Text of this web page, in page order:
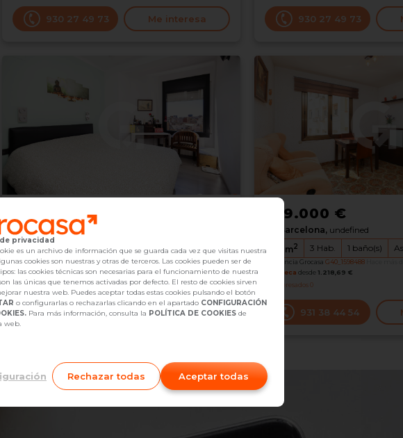
930 27 49 73 Me interesa 930 27 49 73
439.000 €
Barcelona,undefined
96m 3Hab. 1baño(s) Ascensor
Referencia GrocasaG40_1251207Hace más de un mes
Hipotecadesde1.340,17 €
Interesados0
931 38 44 54 Me interesa
399.000 €
Barcelona, undefined
m2 3 Hab. 1 baño(s)
Referencia Grocasa G40_1598488
Hipoteca desde 1.218,69 €
Interesados0
931 38 44 54
privacidad
es un archivo de información que se guarda cada vez que visitas nuestra
cookies son nuestras y otras de terceros. Las cookies pueden ser de
las cookies técnicas son necesarias para el funcionamiento de nuestra
las únicas que tenemos activadas por defecto. El resto de cookies sirven
nuestra web. Puedes aceptar todas estas cookies pulsando el botón
o configurarlas o rechazarlas clicando en el apartado CONFIGURACIÓN
Para más información, consulta la POLÍTICA DE COOKIES de
web.
Rechazar todas Aceptar todas